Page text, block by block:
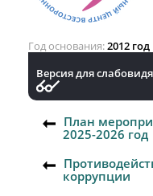
Год основания 2012 год
Версия для
План
2025-2026 год
коррупции